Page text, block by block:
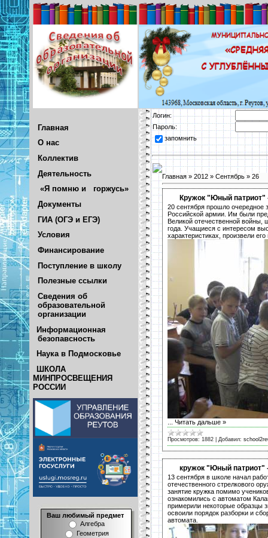
Главная
О нас
Коллектив
Деятельность
«Я помню и горжусь»
Документы
ГИА (ОГЭ и ЕГЭ)
Условия
Финансирование
Поступление в школу
Полезные ссылки
Сведения об
образовательной
организации
Информационная
безопавсность
Наука в Подмосковье
ШКОЛА
МИНПРОСВЕЩЕНИЯ
РОССИИ
Ваш любимый предмет
Алгебра
Геометрия
Логин:
Пароль:
запомнить
Главная » 2012 » Сентябрь » 26
Кружок "Юный патриот"
20 сентября прошло очередное
Российской армии. Им были
Великой отечественной войны,
года. Учащиеся с интересом
характеристиках, произвели
Читать дальше »
Просмотров: 1882 Добавил:
кружок "Юный патриот"
13 сентября в школе начал
отечественного стрелкового
занятие кружка помимо
ознакомились с автоматом
примерили некоторые образцы
освоили порядок разборки и
автомата.